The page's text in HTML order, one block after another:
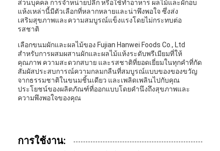
ส่วนบุคคล การจำหน่ายปลีก หรือใช้ทำอาหาร ผลไม้และผักอบ
แห้งเหล่านี้มีตัวเลือกที่หลากหลายและน่าพึงพอใจ ซึ่งส่ง
เสริมสุขภาพและความสมบูรณ์แข็งแรงโดยไม่กระทบต่อ
รสชาติ
เลือกขนมผักและผลไม้ของ Fujian Hanwei Foods Co., Ltd
สำหรับการผสมผสานผักและผลไม้แห้งระดับพรีเมียมที่ให้
คุณภาพ ความสะดวกสบาย และรสชาติที่ยอดเยี่ยมในทุกคำที่กัด
สัมผัสประสบการณ์ความกลมกลืนที่สมบูรณ์แบบของของขวัญ
จากธรรมชาติในขนมชิ้นเดียว และเพลิดเพลินไปกับคุณ
ประโยชน์ของผลิตภัณฑ์ที่ออกแบบโดยคำนึงถึงสุขภาพและ
ความพึงพอใจของคุณ
การใช้งาน: